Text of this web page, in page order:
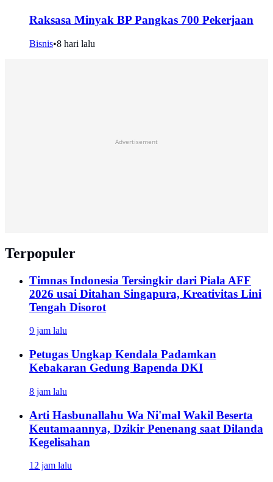
Raksasa Minyak BP Pangkas 700 Pekerjaan
Bisnis•8 hari lalu
Advertisement
Terpopuler
Timnas Indonesia Tersingkir dari Piala AFF
2026 usai Ditahan Singapura, Kreativitas Lini
Tengah Disorot
9 jam lalu
Petugas Ungkap Kendala Padamkan
Kebakaran Gedung Bapenda DKI
8 jam lalu
Arti Hasbunallahu Wa Ni'mal Wakil Beserta
Keutamaannya, Dzikir Penenang saat Dilanda
Kegelisahan
12 jam lalu